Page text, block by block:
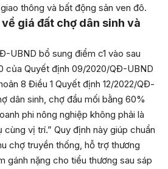
thông và bất động sản ven đô.
giá đất chợ dân sinh và
UBND bổ sung điểm c1 vào sau
của Quyết định 09/2020/QĐ-UBND
8 Điều 1 Quyết định 12/2022/QĐ-
dân sinh, chợ đầu mối bằng 60%
phi nông nghiệp không phải là
vị trí.” Quy định này giúp chuẩn
chợ truyền thống, hỗ trợ thương
gánh nặng cho tiểu thương sau sáp